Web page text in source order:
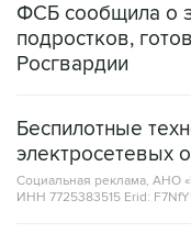
ФСБ сообщила о
подростков,
Росгвардии
Беспилотные
электросетевых
Социальная реклама, АНО
ИНН 7725383515 Erid: